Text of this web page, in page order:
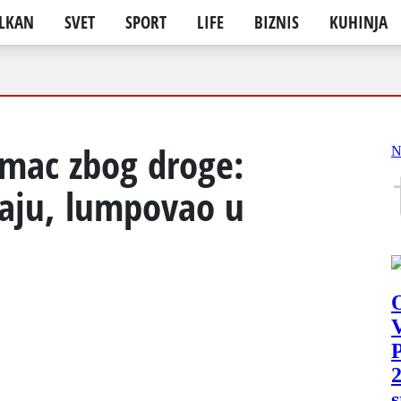
SVET SPORT LIFE BIZNIS KUHINJA
zbog droge:
lumpovao u